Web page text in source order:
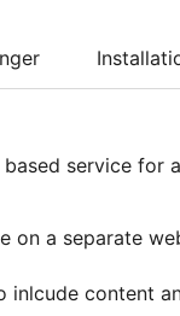
service for
on a separate
inlcude content